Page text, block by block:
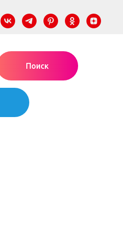
Поиск